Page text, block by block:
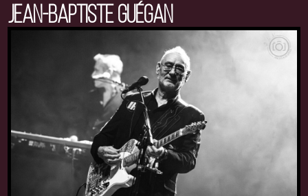
JEAN-BAPTISTE GUÉGAN